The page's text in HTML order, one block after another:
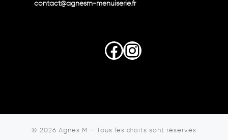
contact@agnesm-menuiserie.fr
Facebook
Instagram
© 2026 Agnes M – Tous les droits sont réservés